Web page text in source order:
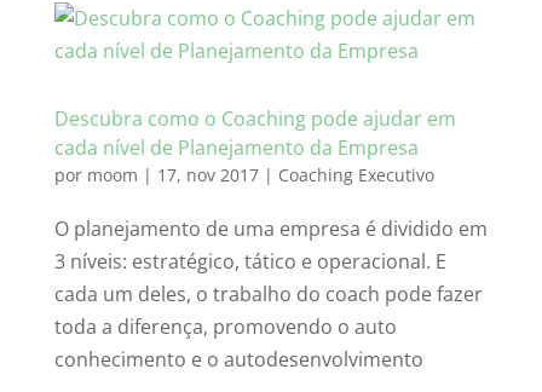
Descubra como o Coaching pode ajudar em
cada nível de Planejamento da Empresa
por moom | 17, nov 2017| Coaching Executivo
O planejamento de uma empresa é dividido em
3 níveis: estratégico, tático e operacional. E
cada um deles, o trabalho do coach pode fazer
toda a diferença, promovendo o auto
conhecimento e o autodesenvolvimento